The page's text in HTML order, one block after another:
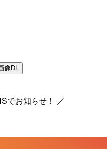
像DL
でお知らせ！ ／